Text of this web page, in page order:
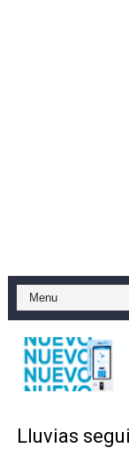
Gobierno
Operativo en
Autoridades
Accidente en
Lluvias